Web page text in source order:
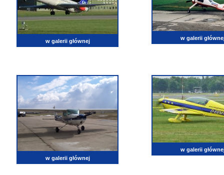
w galerii głównej w galerii
w galerii głównej
w galerii